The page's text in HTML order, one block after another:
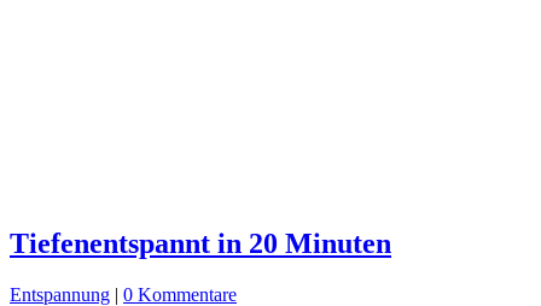
Tiefenentspannt in 20 Minuten
Entspannung | 0 Kommentare